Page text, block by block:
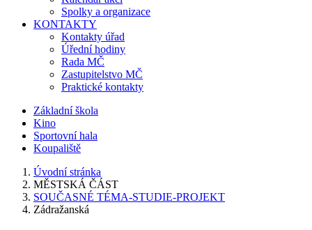
Spolky a organizace
KONTAKTY
Kontakty úřad
Úřední hodiny
Rada MČ
Zastupitelstvo MČ
Praktické kontakty
Základní škola
Kino
Sportovní hala
Koupaliště
Úvodní stránka
MĚSTSKÁ ČÁST
SOUČASNÉ TÉMA-STUDIE-PROJEKT
Zádražanská